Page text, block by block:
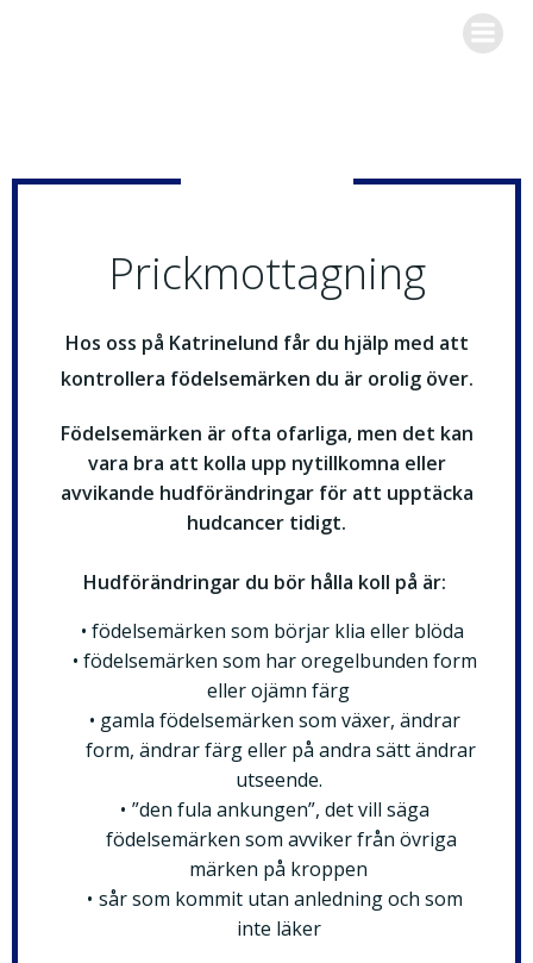
Prickmottagning
Hos oss på Katrinelund får du hjälp med att
kontrollera födelsemärken du är orolig över.
Födelsemärken är ofta ofarliga, men det kan
vara bra att kolla upp nytillkomna eller
avvikande hudförändringar för att upptäcka
hudcancer tidigt.
Hudförändringar du bör hålla koll på är:
födelsemärken som börjar klia eller blöda
födelsemärken som har oregelbunden form
eller ojämn färg
gamla födelsemärken som växer, ändrar
form, ändrar färg eller på andra sätt ändrar
utseende.
”den fula ankungen”, det vill säga
födelsemärken som avviker från övriga
märken på kroppen
sår som kommit utan anledning och som
inte läker